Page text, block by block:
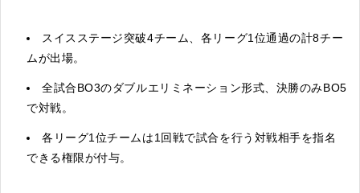
スイスステージ突破4チーム、各リーグ1位通過の計8チー
ムが出場。
全試合BO3のダブルエリミネーション形式、決勝のみBO5
で対戦。
各リーグ1位チームは1回戦で試合を行う対戦相手を指名
できる権限が付与。